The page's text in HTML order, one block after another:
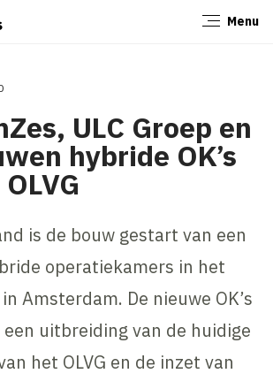
Menu
ULC Groep en
hybride OK’s
is de bouw gestart van een
operatiekamers in het
in Amsterdam. De nieuwe OK’s
uitbreiding van de huidige
het OLVG en de inzet van
Sluiten